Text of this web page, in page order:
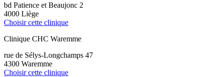
bd Patience et Beaujonc 2
4000 Liège
Choisir cette clinique
Clinique CHC Waremme
rue de Sélys-Longchamps 47
4300 Waremme
Choisir cette clinique